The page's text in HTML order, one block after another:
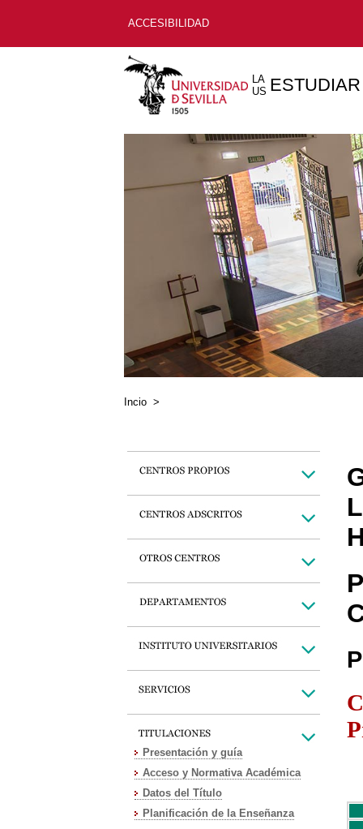
ACCESIBILIDAD
LA
US ESTUDIAR
Incio >
Presentación y guía
Acceso y Normativa Académica
Datos del Título
Planificación de la Enseñanza